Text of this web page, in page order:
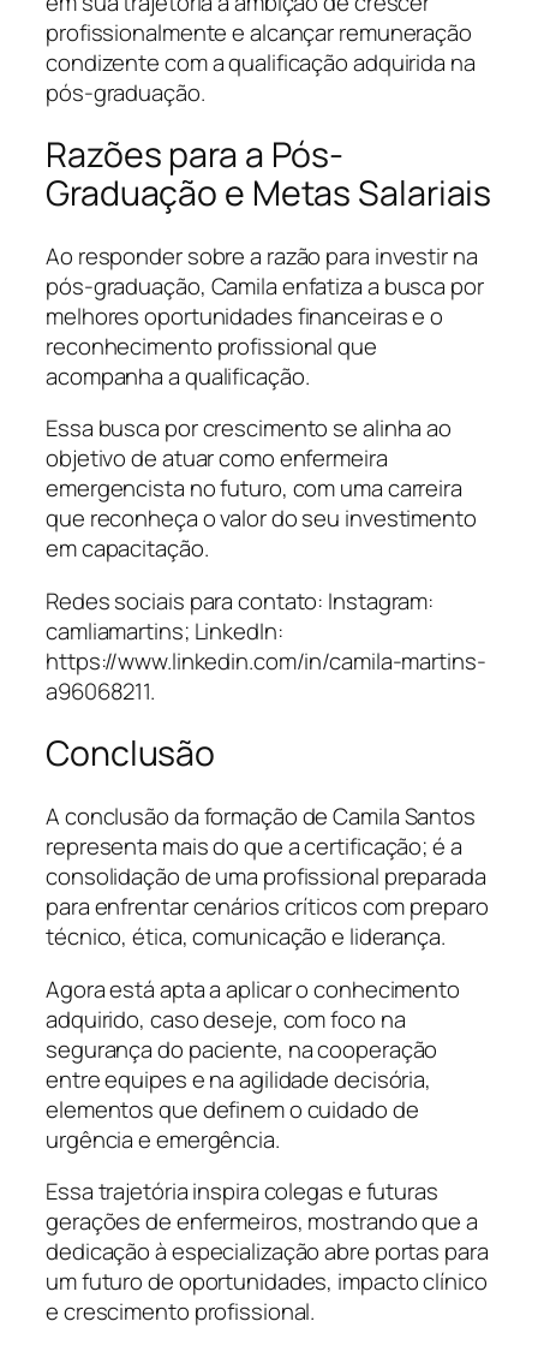
profissionalmente e alcançar remuneração
condizente com a qualificação adquirida na
pós-graduação.
Razões para a Pós-
Graduação e Metas Salariais
Ao responder sobre a razão para investir na
pós-graduação, Camila enfatiza a busca por
melhores oportunidades financeiras e o
reconhecimento profissional que
acompanha a qualificação.
Essa busca por crescimento se alinha ao
objetivo de atuar como enfermeira
emergencista no futuro, com uma carreira
que reconheça o valor do seu investimento
em capacitação.
Redes sociais para contato: Instagram:
camliamartins; LinkedIn:
https://www.linkedin.com/in/camila-martins-
a96068211.
Conclusão
A conclusão da formação de Camila Santos
representa mais do que a certificação; é a
consolidação de uma profissional preparada
para enfrentar cenários críticos com preparo
técnico, ética, comunicação e liderança.
Agora está apta a aplicar o conhecimento
adquirido, caso deseje, com foco na
segurança do paciente, na cooperação
entre equipes e na agilidade decisória,
elementos que definem o cuidado de
urgência e emergência.
Essa trajetória inspira colegas e futuras
gerações de enfermeiros, mostrando que a
dedicação à especialização abre portas para
um futuro de oportunidades, impacto clínico
e crescimento profissional.